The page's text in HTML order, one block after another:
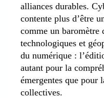
alliances durables.
contente plus d’être
comme un baromètre
technologiques et
du numérique :
autant pour la
émergentes que pour
collectives.